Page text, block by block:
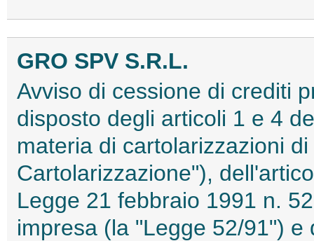
GRO SPV S.R.L.
Avviso di cessione di crediti
disposto degli articoli 1 e 4
materia di cartolarizzazioni
Cartolarizzazione"),
Legge 21 febbraio 1991 n.
impresa (la "Legge 52/91")